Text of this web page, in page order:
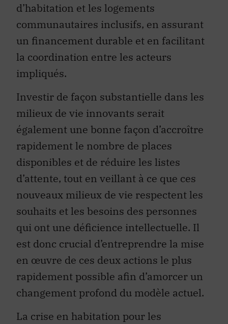
d’habitation et les logements
communautaires inclusifs, en assurant
un financement durable et en facilitant
la coordination entre les acteurs
impliqués.
Investir de façon substantielle dans les
milieux de vie innovants serait
également une bonne façon d’accroître
rapidement le nombre de places
disponibles et de réduire les listes
d’attente, tout en veillant à ce que ces
nouveaux milieux de vie respectent les
souhaits et les besoins des personnes
qui ont une déficience intellectuelle. Il
est donc crucial d’entreprendre la mise
en œuvre de ces deux actions le plus
rapidement possible afin d’amorcer un
changement profond du modèle actuel.
La crise en habitation pour les